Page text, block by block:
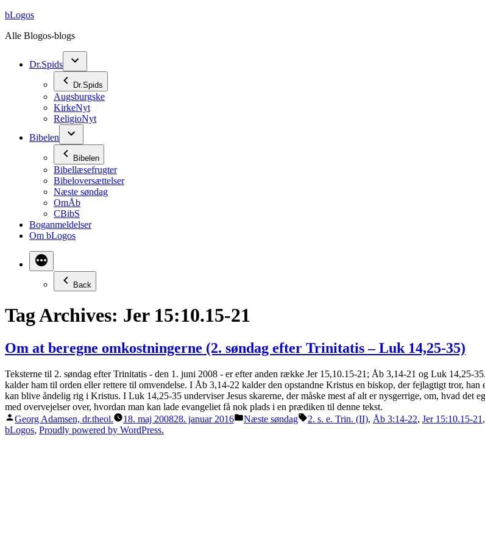
Videre
indhold
bLogos
Alle Blogos-blogs
Dr.Spids
Dr.Spids
Augsburgske
KirkeNyt
ReligioNyt
Bibelen
Bibelen
Bibellæsefrugter
Bibeloversættelser
Næste søndag
OmÅb
CBibS
Boganmeldelser
Om bLogos
Back
Tag Archives: Jer 15:10.15-21
Om at beregne omkostningerne (2. søndag efter Trinitatis – Luk 14,25-35)
Teksterne til 2. søndag efter Trinitatis - den 1. juni 2008 - er efter anden række Jer 15,10.15-21; Åb 3,14-21 og Luk 14,25-
kalder ham til orden eller rettere til omvendelse. I Åb 3,14-22 kalder den opstandne Kristus en biskop, der fejlagtigt tror,
kan blive åndelig rig i Kristus. I Luk 14,25-35 underviser Jesus skarerne, der måske mest af alt er nysgerrige, om, hvad det
med overvejelser over, hvordan man kan lade evangeliet få nok plads i en prædiken til denne tekst.
Posted
by
Georg Adamsen, dr.theol. 18. maj 200828. januar 2016
Posted
Næste søndag Tags:
2. s. e. Trin. (II), Åb 3:14-22, Jer 15:10.15-21 ,
bLogos, Proudly powered by WordPress.